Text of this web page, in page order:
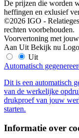
De prijzen die worden
heffingen en exlusief
©2026 IGO -
rechten voorbehouden.
Voorvertoning met
Aan Uit Bekijk nu
Uit
Automatisch
Dit is een automatisch
van de werkelijke
drukproef van jouw
starten.
Informatie over